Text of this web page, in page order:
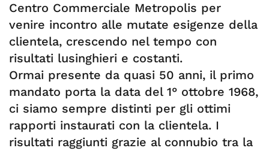
Centro Commerciale Metropolis per
venire incontro alle mutate esigenze della
clientela, crescendo nel tempo con
risultati lusinghieri e costanti.
Ormai presente da quasi 50 anni, il primo
mandato porta la data del 1° ottobre 1968,
ci siamo sempre distinti per gli ottimi
rapporti instaurati con la clientela. I
risultati raggiunti grazie al connubio tra la